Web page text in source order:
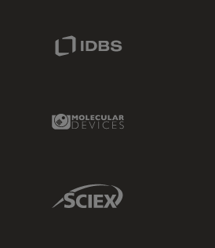
Molecular Devices Link
Sciex Link